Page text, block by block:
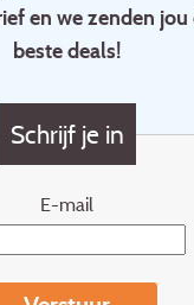
en we zenden jou
beste deals!
Schrijf je in
E-mail
Home
Contact
Vragen?
Cadeaubon
Nieuwsbrief
Reisvoorwaarden